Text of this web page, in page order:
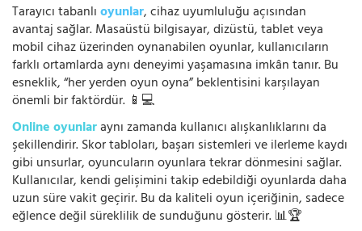
Tarayıcı tabanlıoyunlar, cihaz uyumluluğu açısından
avantaj sağlar. Masaüstü bilgisayar, dizüstü, tablet veya
mobil cihaz üzerinden oynanabilen oyunlar, kullanıcıların
farklı ortamlarda aynı deneyimi yaşamasına imkân tanır. Bu
esneklik, “her yerden oyun oyna” beklentisini karşılayan
önemli bir faktördür. 📱💻
Online oyunlaraynı zamanda kullanıcı alışkanlıklarını da
şekillendirir. Skor tabloları, başarı sistemleri ve ilerleme kaydı
gibi unsurlar, oyuncuların oyunlara tekrar dönmesini sağlar.
Kullanıcılar, kendi gelişimini takip edebildiği oyunlarda daha
uzun süre vakit geçirir. Bu da kaliteli oyun içeriğinin, sadece
eğlence değil süreklilik de sunduğunu gösterir. 📊🏆